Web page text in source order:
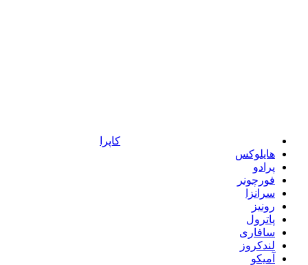
کاپرا
هایلوکس
پرادو
فورچونر
سرانزا
رونیز
پاترول
سافاری
لندکروز
آمیکو